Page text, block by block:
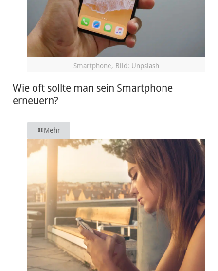
Smartphone, Bild: Unpslash
Wie oft sollte man sein Smartphone
erneuern?
Mehr